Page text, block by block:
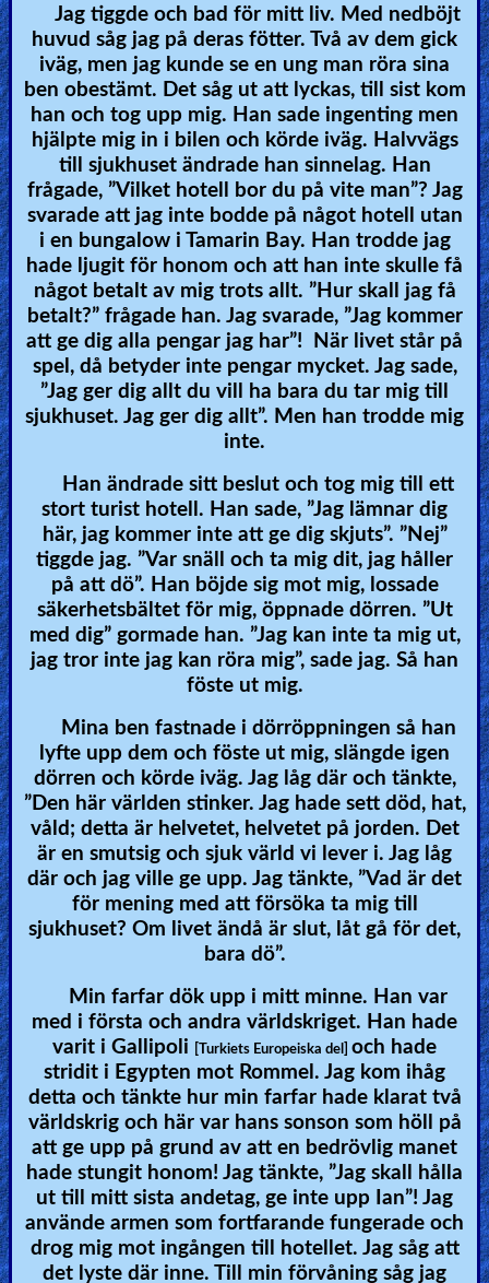
Jag tiggde och bad för mitt liv. Med nedböjt
huvud såg jag på deras fötter. Två av dem gick
iväg, men jag kunde se en ung man röra sina
ben obestämt. Det såg ut att lyckas, till sist kom
han och tog upp mig. Han sade ingenting men
hjälpte mig in i bilen och körde iväg. Halvvägs
till sjukhuset ändrade han sinnelag. Han
frågade, ”Vilket hotell bor du på vite man”? Jag
svarade att jag inte bodde på något hotell utan
i en bungalow i Tamarin Bay. Han trodde jag
hade ljugit för honom och att han inte skulle få
något betalt av mig trots allt. ”Hur skall jag få
betalt?” frågade han. Jag svarade, ”Jag kommer
att ge dig alla pengar jag har”! När livet står på
spel, då betyder inte pengar mycket. Jag sade,
”Jag ger dig allt du vill ha bara du tar mig till
sjukhuset. Jag ger dig allt”. Men han trodde mig
inte.
Han ändrade sitt beslut och tog mig till ett
stort turist hotell. Han sade, ”Jag lämnar dig
här, jag kommer inte att ge dig skjuts”. ”Nej”
tiggde jag. ”Var snäll och ta mig dit, jag håller
på att dö”. Han böjde sig mot mig, lossade
säkerhetsbältet för mig, öppnade dörren. ”Ut
med dig” gormade han. ”Jag kan inte ta mig ut,
jag tror inte jag kan röra mig”, sade jag. Så han
föste ut mig.
Mina ben fastnade i dörröppningen så han
lyfte upp dem och föste ut mig, slängde igen
dörren och körde iväg. Jag låg där och tänkte,
”Den här världen stinker. Jag hade sett död, hat,
våld; detta är helvetet, helvetet på jorden. Det
är en smutsig och sjuk värld vi lever i. Jag låg
där och jag ville ge upp. Jag tänkte, ”Vad är det
för mening med att försöka ta mig till
sjukhuset? Om livet ändå är slut, låt gå för det,
bara dö”.
Min farfar dök upp i mitt minne. Han var
med i första och andra världskriget. Han hade
varit i Gallipoli
[Turkiets Europeiska del] och hade
stridit i Egypten mot Rommel. Jag kom ihåg
detta och tänkte hur min farfar hade klarat två
världskrig och här var hans sonson som höll på
att ge upp på grund av att en bedrövlig manet
hade stungit honom! Jag tänkte, ”Jag skall hålla
ut till mitt sista andetag, ge inte upp Ian”! Jag
använde armen som fortfarande fungerade och
drog mig mot ingången till hotellet. Jag såg att
det lyste där inne. Till min förvåning såg jag